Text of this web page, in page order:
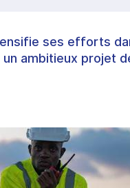
ses efforts
ambitieux projet